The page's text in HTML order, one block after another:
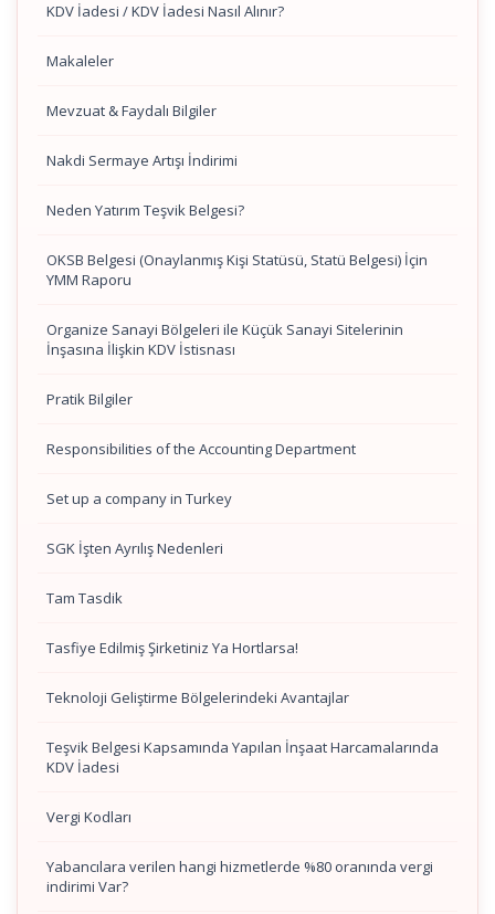
KDV İadesi / KDV İadesi Nasıl Alınır?
Makaleler
Mevzuat & Faydalı Bilgiler
Nakdi Sermaye Artışı İndirimi
Neden Yatırım Teşvik Belgesi?
OKSB Belgesi (Onaylanmış Kişi Statüsü, Statü Belgesi) İçin
YMM Raporu
Organize Sanayi Bölgeleri ile Küçük Sanayi Sitelerinin
İnşasına İlişkin KDV İstisnası
Pratik Bilgiler
Responsibilities of the Accounting Department
Set up a company in Turkey
SGK İşten Ayrılış Nedenleri
Tam Tasdik
Tasfiye Edilmiş Şirketiniz Ya Hortlarsa!
Teknoloji Geliştirme Bölgelerindeki Avantajlar
Teşvik Belgesi Kapsamında Yapılan İnşaat Harcamalarında
KDV İadesi
Vergi Kodları
Yabancılara verilen hangi hizmetlerde %80 oranında vergi
indirimi Var?